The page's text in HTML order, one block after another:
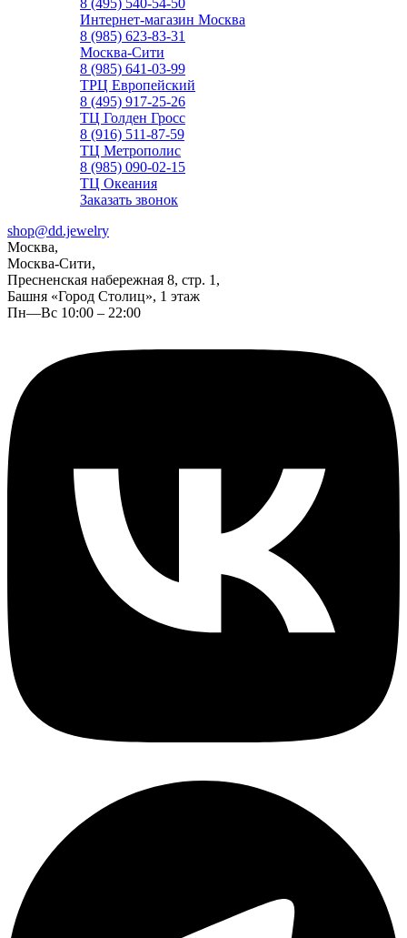
8 (495) 540-54-50
Интернет-магазин Москва
8 (985) 623-83-31
Москва-Сити
8 (985) 641-03-99
ТРЦ Европейский
8 (495) 917-25-26
ТЦ Голден Гросс
8 (916) 511-87-59
ТЦ Метрополис
8 (985) 090-02-15
ТЦ Океания
Заказать звонок
shop@dd.jewelry
Москва,
Москва-Сити,
Пресненская набережная 8, стр. 1,
Башня «Город Столиц», 1 этаж
Пн—Вс 10:00 – 22:00